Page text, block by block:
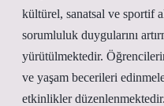
kültürel, sanatsal ve sportif
sorumluluk duygularını
yürütülmektedir.
ve yaşam becerileri
etkinlikler düzenlenmektedir.